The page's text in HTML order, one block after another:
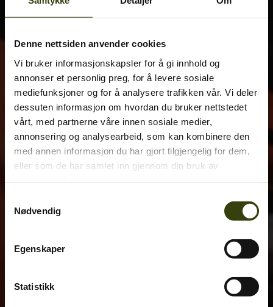
Denne nettsiden anvender cookies
Vi bruker informasjonskapsler for å gi innhold og
annonser et personlig preg, for å levere sosiale
mediefunksjoner og for å analysere trafikken vår. Vi deler
dessuten informasjon om hvordan du bruker nettstedet
vårt, med partnerne våre innen sosiale medier,
annonsering og analysearbeid, som kan kombinere den
med annen informasjon du har gjort tilgjengelig for dem,
eller som de har samlet inn gjennom din bruk av
Nødvendig
Egenskaper
Statistikk